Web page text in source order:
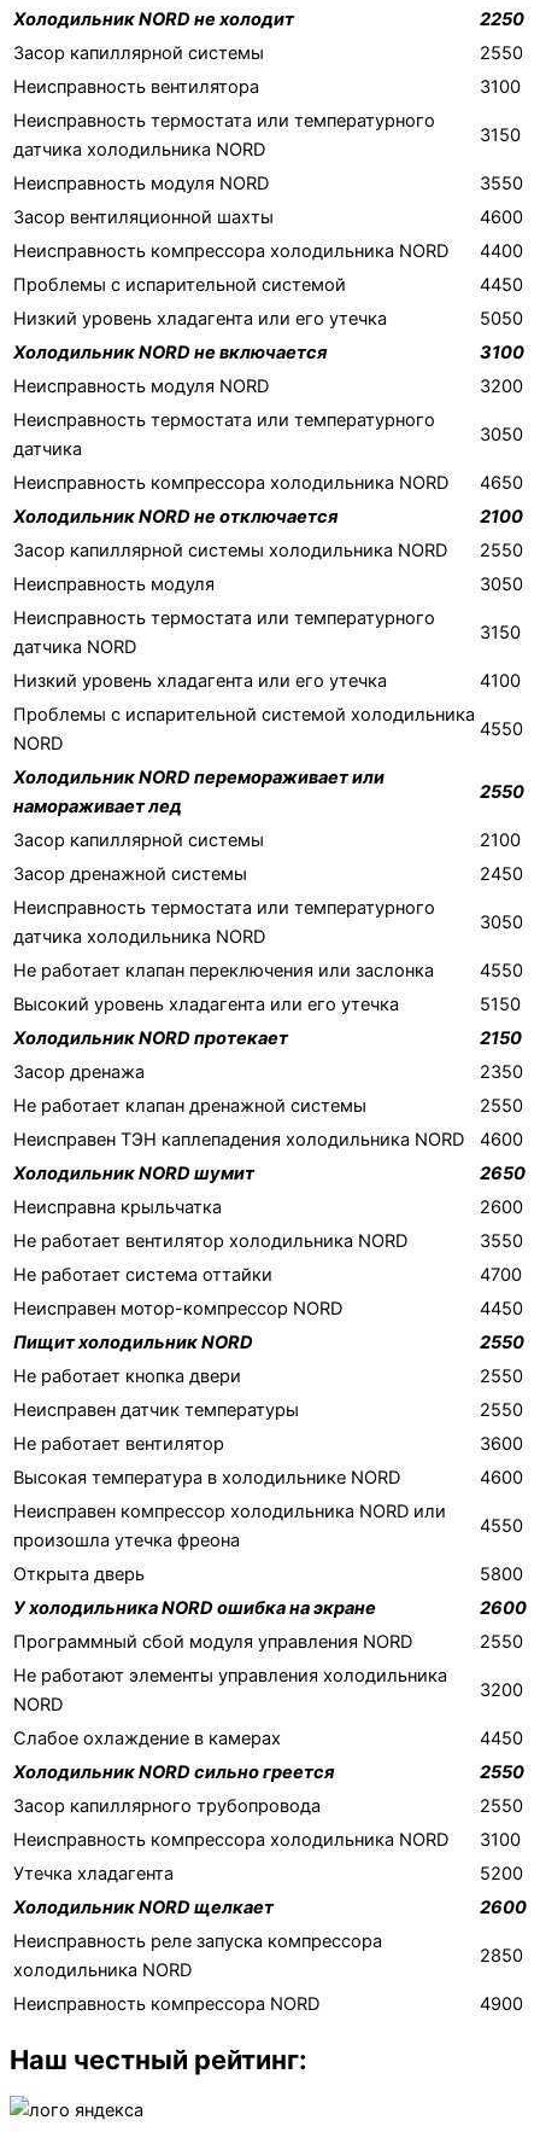
Холодильник NORD не холодит
2250
Засор капиллярной системы
2550
Неисправность вентилятора
3100
Неисправность термостата или температурного
датчика холодильника NORD
3150
Неисправность модуля NORD
3550
Засор вентиляционной шахты
4600
Неисправность компрессора холодильника NORD
4400
Проблемы с испарительной системой
4450
Низкий уровень хладагента или его утечка
5050
Холодильник NORD не включается
3100
Неисправность модуля NORD
3200
Неисправность термостата или температурного
датчика
3050
Неисправность компрессора холодильника NORD
4650
Холодильник NORD не отключается
2100
Засор капиллярной системы холодильника NORD
2550
Неисправность модуля
3050
Неисправность термостата или температурного
датчика NORD
3150
Низкий уровень хладагента или его утечка
4100
Проблемы с испарительной системой холодильника
NORD
4550
Холодильник NORD перемораживает или
намораживает лед
2550
Засор капиллярной системы
2100
Засор дренажной системы
2450
Неисправность термостата или температурного
датчика холодильника NORD
3050
Не работает клапан переключения или заслонка
4550
Высокий уровень хладагента или его утечка
5150
Холодильник NORD протекает
2150
Засор дренажа
2350
Не работает клапан дренажной системы
2550
Неисправен ТЭН каплепадения холодильника NORD
4600
Холодильник NORD шумит
2650
Неисправна крыльчатка
2600
Не работает вентилятор холодильника NORD
3550
Не работает система оттайки
4700
Неисправен мотор-компрессор NORD
4450
Пищит холодильник NORD
2550
Не работает кнопка двери
2550
Неисправен датчик температуры
2550
Не работает вентилятор
3600
Высокая температура в холодильнике NORD
4600
Неисправен компрессор холодильника NORD или
произошла утечка фреона
4550
Открыта дверь
5800
У холодильника NORD ошибка на экране
2600
Программный сбой модуля управления NORD
2550
Не работают элементы управления холодильника
NORD
3200
Слабое охлаждение в камерах
4450
Холодильник NORD сильно греется
2550
Засор капиллярного трубопровода
2550
Неисправность компрессора холодильника NORD
3100
Утечка хладагента
5200
Холодильник NORD щелкает
2600
Неисправность реле запуска компрессора
холодильника NORD
2850
Неисправность компрессора NORD 4900
Наш честный рейтинг: